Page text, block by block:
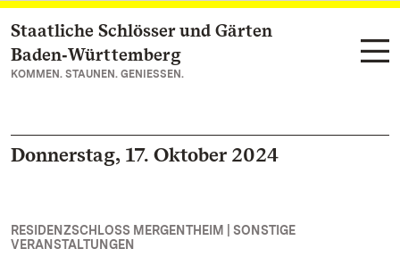
Zum Hauptinhalt springen
Staatliche Schlösser und Gärten
Baden‑Württemberg
KOMMEN. STAUNEN. GENIESSEN.
Donnerstag, 17. Oktober 2024
RESIDENZSCHLOSS MERGENTHEIM | SONSTIGE
VERANSTALTUNGEN